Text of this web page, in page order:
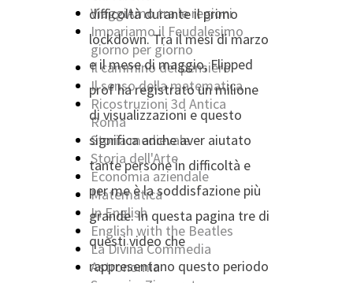
difficoltà durante il primo
lockdown. Tra il mesi di marzo
e il mese di maggio, Flipped
prof ha registrato un milione
di visualizzazioni e questo
significa anche aver aiutato
tante persone in difficoltà e
per me è la soddisfazione più
grande. In questa pagina tre di
questi video che
rappresentano questo periodo
ViaggiAmo tra le regioni
Impariamo il Feudalesimo
giorno per giorno
Il cammino del pensiero
Il senso della matematica
Ricostruzioni 3d Antica
Roma
Storia medievale
Storia dell'Arte
Economia aziendale
Matematica
In English
English with the Beatles
La Divina Commedia
Astronomia